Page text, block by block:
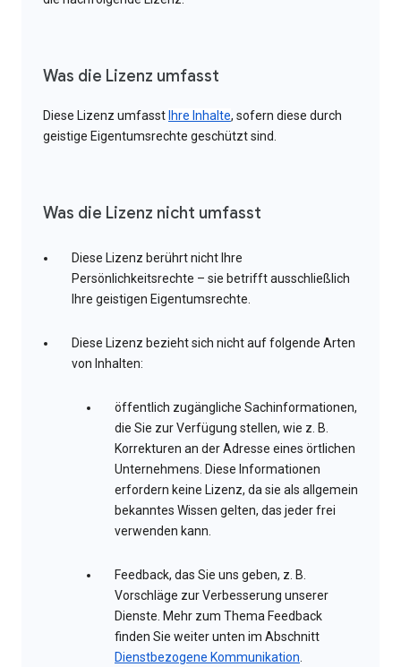
Was die Lizenz umfasst
Diese Lizenz umfasst Ihre Inhalte, sofern diese durch
geistige Eigentumsrechte geschützt sind.
Was die Lizenz nicht umfasst
Diese Lizenz berührt nicht Ihre
Persönlichkeitsrechte – sie betrifft ausschließlich
Ihre geistigen Eigentumsrechte.
Diese Lizenz bezieht sich nicht auf folgende Arten
von Inhalten:
öffentlich zugängliche Sachinformationen,
die Sie zur Verfügung stellen, wie z. B.
Korrekturen an der Adresse eines örtlichen
Unternehmens. Diese Informationen
erfordern keine Lizenz, da sie als allgemein
bekanntes Wissen gelten, das jeder frei
verwenden kann.
Feedback, das Sie uns geben, z. B.
Vorschläge zur Verbesserung unserer
Dienste. Mehr zum Thema Feedback
finden Sie weiter unten im Abschnitt
Dienstbezogene Kommunikation.